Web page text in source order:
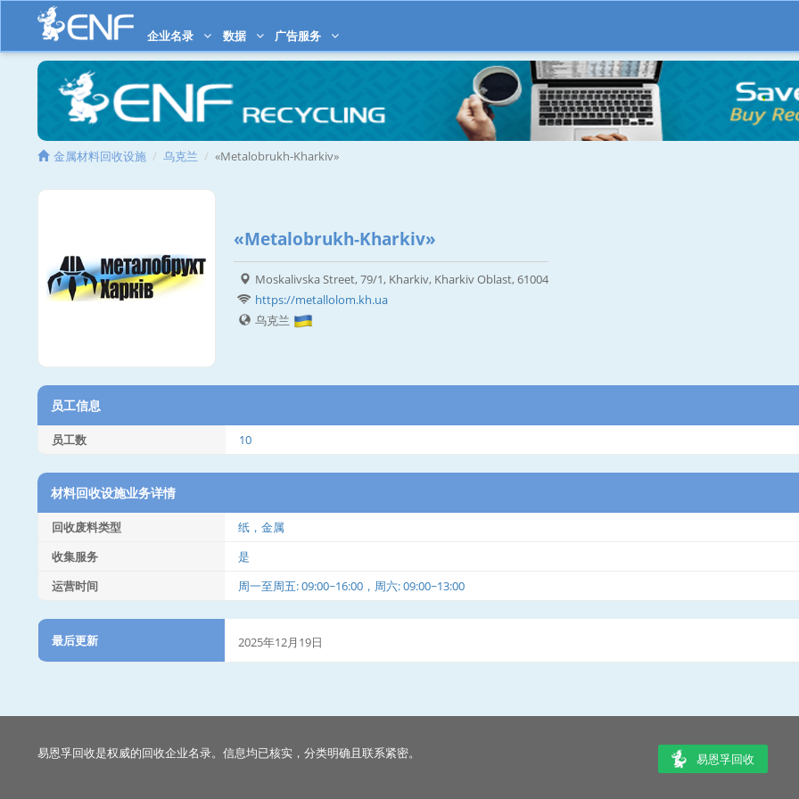
企业名录 数据 广告服务
金属材料回收设施 乌克兰 «Metalobrukh-Kharkiv»
«Metalobrukh-Kharkiv»
Moskalivska Street, 79/1, Kharkiv, Kharkiv Oblast, 61004
https://metallolom.kh.ua
乌克兰
员工信息
员工数 10
材料回收设施业务详情
回收废料类型
纸，金属
收集服务
是
运营时间
周一至周五: 09:00~16:00，周六: 09:00~13:00
最后更新 2025年12月19日
易恩孚回收是权威的回收企业名录。信息均已核实，分类明确且联系紧密。 易恩孚回收